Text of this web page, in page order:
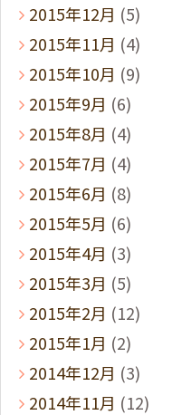
2015年12月 (5)
2015年11月 (4)
2015年10月 (9)
2015年9月 (6)
2015年8月 (4)
2015年7月 (4)
2015年6月 (8)
2015年5月 (6)
2015年4月 (3)
2015年3月 (5)
2015年2月 (12)
2015年1月 (2)
2014年12月 (3)
2014年11月 (12)